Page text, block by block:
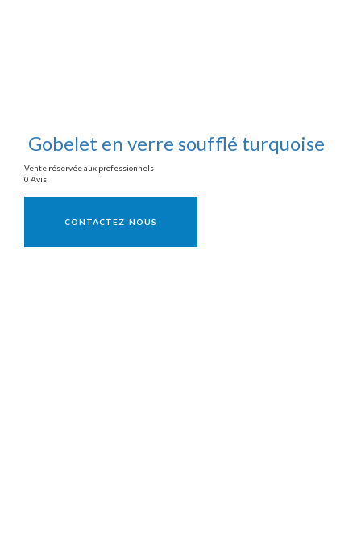
Gobelet en verre soufflé turquoise
Vente réservée aux professionnels
0 Avis
CONTACTEZ-NOUS